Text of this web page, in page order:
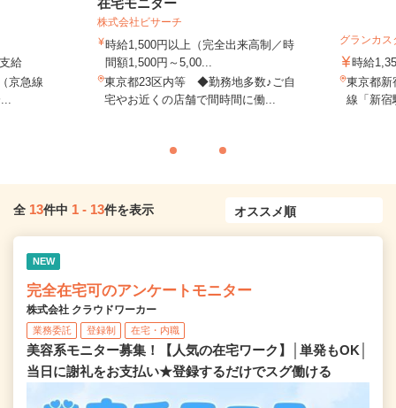
給
京急線
株式会社ビサーチ
時給1,500円以上（完全出来高制／時
間額1,500円～5,00...
東京都23区内等 ◆勤務地多数♪ご自
宅やお近くの店舗で間時間に働...
グランカ
時給
東京都新
線「新宿
全 13件中 1 - 13件を表示
NEW
完全在宅可のアンケートモニター
株式会社 クラウドワーカー
業務委託 登録制 在宅・内職
美容系モニター募集！【人気の在宅ワーク】│単発もOK│
当日に謝礼をお支払い★登録するだけでスグ働ける